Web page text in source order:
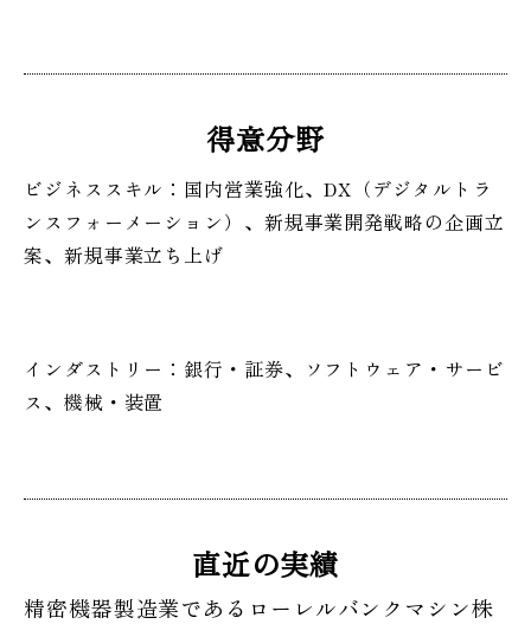
得意分野
ビジネススキル：国内営業強化、DX（デジタルトラ
ンスフォーメーション）、新規事業開発戦略の企画立
案、新規事業立ち上げ
インダストリー：銀行・証券、ソフトウェア・サービ
ス、機械・装置
直近の実績
精密機器製造業であるローレルバンクマシン株